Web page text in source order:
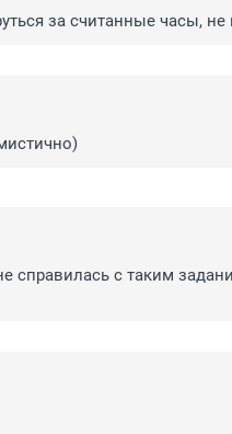
за считанные часы, не
справилась с таким